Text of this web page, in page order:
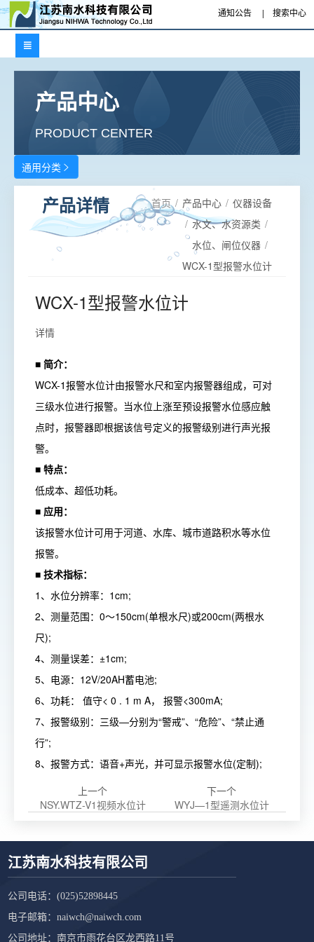
通知公告 | 搜索中心

产品中心
PRODUCT CENTER
通用分类 
产品详情 首页 / 产品中心 / 仪器设备
/ 水文、水资源类 /
水位、闸位仪器 /
WCX-1型报警水位计
WCX-1型报警水位计
详情
■ 简介：
WCX-1报警水位计由报警水尺和室内报警器组成，可对
三级水位进行报警。当水位上涨至预设报警水位感应触
点时，报警器即根据该信号定义的报警级别进行声光报
警。
■ 特点：
低成本、超低功耗。
■ 应用：
该报警水位计可用于河道、水库、城市道路积水等水位
报警。
■ 技术指标：
1、水位分辨率：1cm;
2、测量范围：0～150cm(单根水尺)或200cm(两根水
尺);
4、测量误差：±1cm;
5、电源：12V/20AH蓄电池;
6、功耗： 值守< 0 . 1 m A， 报警<300mA;
7、报警级别：三级—分别为“警戒”、“危险”、“禁止通
行”;
8、报警方式：语音+声光，并可显示报警水位(定制);
上一个
NSY.WTZ-V1视频水位计
下一个
WYJ—1型遥测水位计
江苏南水科技有限公司
公司电话：(025)52898445
电子邮箱：naiwch@naiwch.com
公司地址：南京市雨花台区龙西路11号